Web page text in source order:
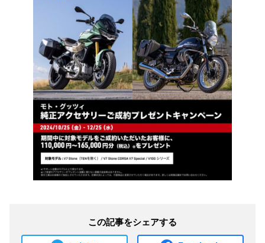
この記事をシェアする